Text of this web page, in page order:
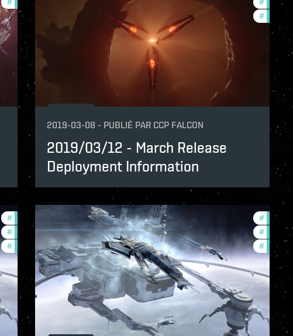
#new-
2019-03-08 - PUBLIÉ PAR CCP FALCON
2019/03/12 - March Release
Deployment Information
#development-updates
#balance-changes
#new-features
#
#new-
#